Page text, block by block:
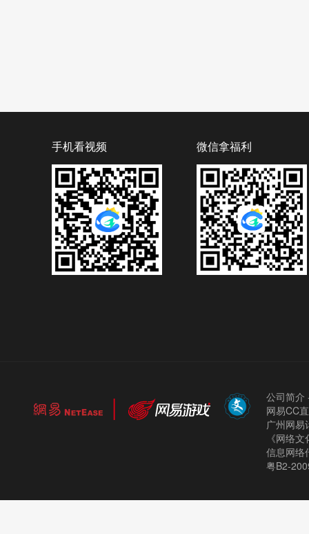
手机看视频 微信拿福利
公司简介
网易CC
广州网
《网络
信息网络
粤B2-